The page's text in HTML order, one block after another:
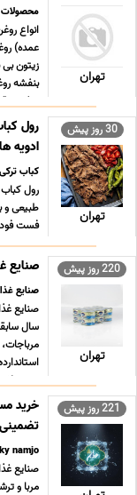
تهران
محصولات
انواع
عمده)
زیتون بی
بنفشه
روغن
30 روز پیش
تهران
رول
ادویه
کباب ترکی
رول
طبیعی و
فست
خاص
محیط
220 روز پیش
تهران
صنایع
صنایع
سال
محصولات
221 روز پیش
خرید
تضمینی
namjo
صنایع
مربا و